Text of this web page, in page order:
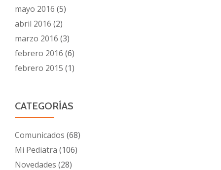
mayo 2016 (5)
abril 2016 (2)
marzo 2016 (3)
febrero 2016 (6)
febrero 2015 (1)
CATEGORÍAS
Comunicados (68)
Mi Pediatra (106)
Novedades (28)